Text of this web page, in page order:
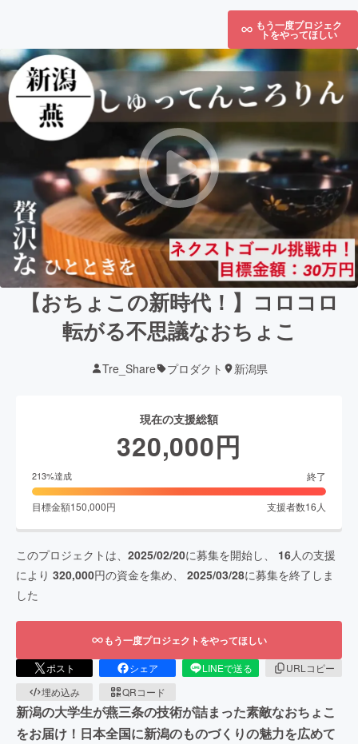
もう一度プロジェク
トをやってほしい
【おちょこの新時代！】コロコロ
転がる不思議なおちょこ
Tre_Share プロダクト 新潟県
現在の支援総額
320,000円
213%達成 終了
目標金額150,000円 支援者数16 人
このプロジェクトは、 2025/02/20に募集を開始し、 16人の支援
により 320,000円の資金を集め、 2025/03/28に募集を終了しま
した
もう一度プロジェクトをやってほしい
ポスト シェア LINEで送る
URLコピー
埋め込み
QRコード
新潟の大学生が燕三条の技術が詰まった素敵なおちょこ
をお届け！日本全国に新潟のものづくりの魅力を広めて